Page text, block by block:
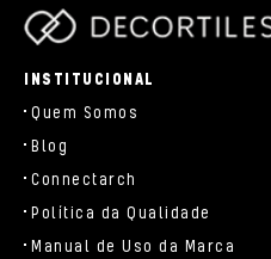
INSTITUCIONAL
Quem Somos
Blog
Connectarch
Política da Qualidade
Manual de Uso da Marca